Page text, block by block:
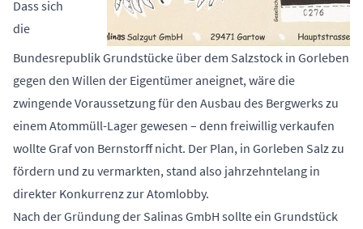
Dass sich
die
Bundesrepublik Grundstücke über dem Salzstock in Gorleben
gegen den Willen der Eigentümer aneignet, wäre die
zwingende Voraussetzung für den Ausbau des Bergwerks zu
einem Atommüll-Lager gewesen – denn freiwillig verkaufen
wollte Graf von Bernstorff nicht. Der Plan, in Gorleben Salz zu
fördern und zu vermarkten, stand also jahrzehntelang in
direkter Konkurrenz zur Atomlobby.
Nach der Gründung der Salinas GmbH sollte ein Grundstück